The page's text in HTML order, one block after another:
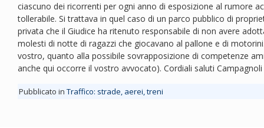
ciascuno dei ricorrenti per ogni anno di esposizione al rumore
tollerabile. Si trattava in quel caso di un parco pubblico di
privata che il Giudice ha ritenuto responsabile di non avere
molesti di notte di ragazzi che giocavano al pallone e di
vostro, quanto alla possibile sovrapposizione di competenze
anche qui occorre il vostro avvocato). Cordiali saluti
Pubblicato in Traffico: strade, aerei, treni